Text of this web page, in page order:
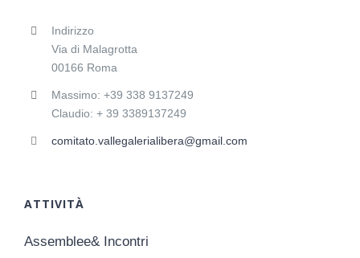
Indirizzo
Via di Malagrotta
00166 Roma
Massimo: +39 338 9137249
Claudio: + 39 3389137249
comitato.vallegalerialibera@gmail.com
ATTIVITÀ
Assemblee& Incontri